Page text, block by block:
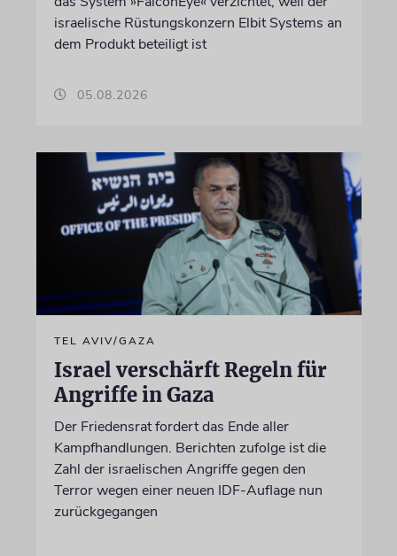
israelische Rüstungskonzern Elbit Systems an
dem Produkt beteiligt ist
05.08.2026
TEL AVIV/GAZA
Israel verschärft Regeln für
Angriffe in Gaza
Der Friedensrat fordert das Ende aller
Kampfhandlungen. Berichten zufolge ist die
Zahl der israelischen Angriffe gegen den
Terror wegen einer neuen IDF-Auflage nun
zurückgegangen